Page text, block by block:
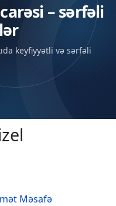
– sərfəli
keyfiyyətli və sərfəli
Məsafə